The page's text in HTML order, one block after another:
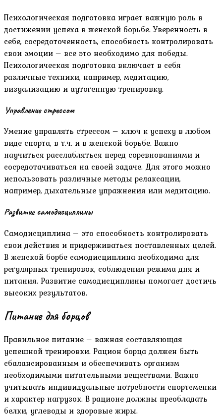
Психологическая подготовка играет важную роль в
достижении успеха в женской борьбе. Уверенность в
себе, сосредоточенность, способность контролировать
свои эмоции – все это необходимо для победы.
Психологическая подготовка включает в себя
различные техники, например, медитацию,
визуализацию и аутогенную тренировку.
Управление стрессом
Умение управлять стрессом – ключ к успеху в любом
виде спорта, в т.ч. и в женской борьбе. Важно
научиться расслабляться перед соревнованиями и
сосредотачиваться на своей задаче. Для этого можно
использовать различные методы релаксации,
например, дыхательные упражнения или медитацию.
Развитие самодисциплины
Самодисциплина – это способность контролировать
свои действия и придерживаться поставленных целей.
В женской борбе самодисциплина необходима для
регулярных тренировок, соблюдения режима дня и
питания. Развитие самодисциплины помогает достичь
высоких результатов.
Питание для борцов
Правильное питание – важная составляющая
успешной тренировки. Рацион борца должен быть
сбалансированным и обеспечивать организм
необходимыми питательными веществами. Важно
учитывать индивидуальные потребности спортсменки
и характер нагрузок. В рационе должны преобладать
белки, углеводы и здоровые жиры.